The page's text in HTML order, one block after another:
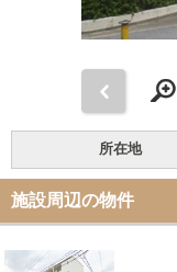
所在地
施設周辺の物件